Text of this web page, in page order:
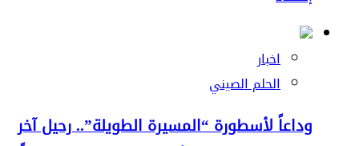
اخبار
الحلم الصيني
وداعاً لأسطورة “المسيرة الطويلة”.. رحيل آخر